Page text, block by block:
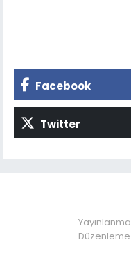
Facebook
Twitter
Düzenleme